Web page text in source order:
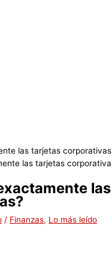
las tarjetas
/ Finanzas, Lo más leído